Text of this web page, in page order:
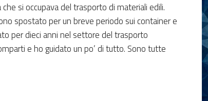
si occupava del trasporto di materiali edili.
spostato per un breve periodo sui container e
per dieci anni nel settore del trasporto
e ho guidato un po’ di tutto. Sono tutte